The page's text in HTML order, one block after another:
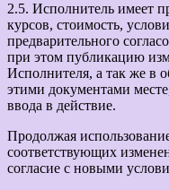
2.5. Исполнитель имеет
курсов, стоимость,
предварительного
при этом публикацию
Исполнителя, а так же в
этими документами
ввода в действие.
Продолжая
соответствующих
согласие с новыми